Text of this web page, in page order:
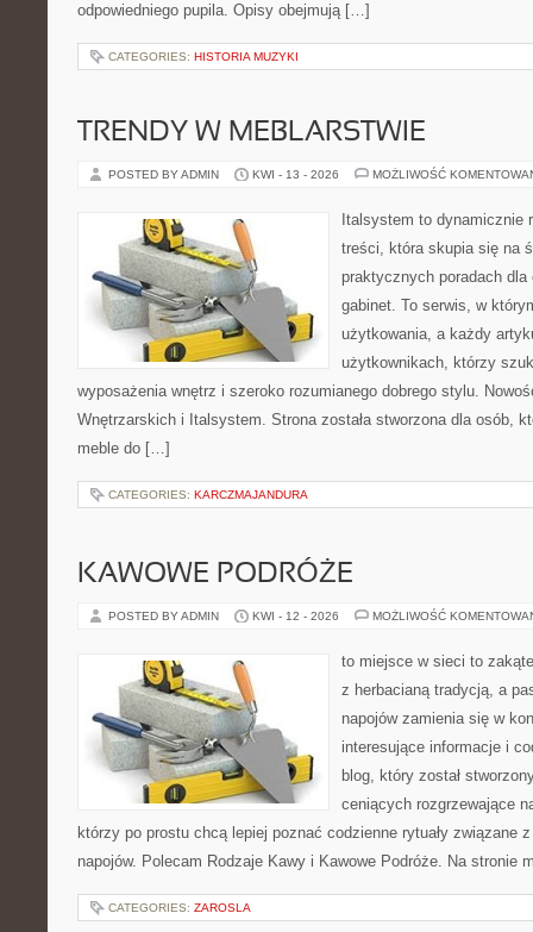
odpowiedniego pupila. Opisy obejmują […]
CATEGORIES: HISTORIA MUZYKI
TRENDY W MEBLARSTWIE
POSTED BY ADMIN KWI - 13 - 2026 MOŻLIWOŚĆ
Italsystem to dynamicznie
treści, która skupia się na
praktycznych poradach
gabinet. To serwis, w
użytkowania, a każdy
użytkownikach, którzy
wyposażenia wnętrz i szeroko rozumianego dobrego stylu.
Wnętrzarskich i Italsystem. Strona została stworzona dla osób,
meble do […]
CATEGORIES: KARCZMAJANDURA
KAWOWE PODRÓŻE
POSTED BY ADMIN KWI - 12 - 2026 MOŻLIWOŚĆ
to miejsce w sieci to
z herbacianą tradycją, a
napojów zamienia się w
interesujące informacje i
blog, który został
ceniących rozgrzewające
którzy po prostu chcą lepiej poznać codzienne rytuały związane
napojów. Polecam Rodzaje Kawy i Kawowe Podróże. Na stronie
CATEGORIES: ZAROSLA